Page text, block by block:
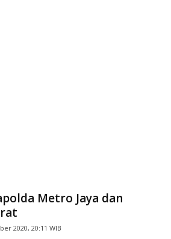
Metro Jaya dan
2020, 20:11 WIB